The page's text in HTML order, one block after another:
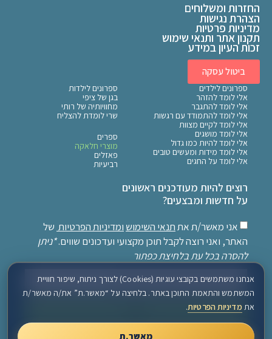
החזרות ומשלוחים
הצהרת נגישות
מדיניות פרטיות
תקנון אתר ותנאי שימוש
זכות העיון במידע
ביטול עסקה
ספרונים לילדים
אלי לומד להזהר
אלי לומד להתגבר
אלי לומד להתמודד עם רגשות
אלי לומד לקיים מצוות
אלי לומד מושגים
אלי לומד להיות כמו גדול
אלי לומד מידות ומעשים טובים
אלי לומד על החגים
ספרונים לילדות
בגן של ציפי
מחוויותיה של רותי
שרי לומדת להצליח
ספרים
מוצרי חלאקה
פאזלים
רביעיות
רוצים להיות מעודכנים ראשונים
על חדשות ומבצעים?
אני מאשר/ת אתתנאי השימוש ומדיניות הפרטיות של
האתר, ואני רוצה לקבל תוכן מקצועי ועדכונים שווים.*ניתן
להסרה בכל עת בלחיצת כפתור
אנחנו משתמשים בקובצי עוגיות (Cookies) לצורך ניתוח, שיפור חוויית
המשתמש והתאמת התוכן באתר. בלחיצה על “מאשר.ת” את/ה מאשר/ת
את מדיניות הפרטיות.
מאשר.ת